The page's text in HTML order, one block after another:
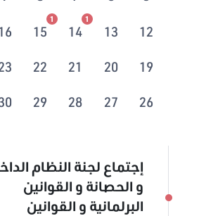
إجتماع لجنة النظام الداخلي
و الحصانة و القوانين
البرلمانية و القوانين